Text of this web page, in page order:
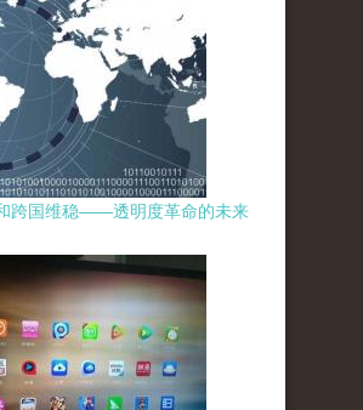
跨国维稳——透明度革命的未来